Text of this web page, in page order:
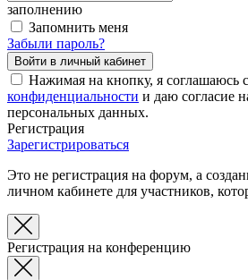
заполнению
Запомнить меня
Забыли пароль?
Нажимая на кнопку, я соглашаюсь с
конфиденциальности и даю согласие
персональных данных.
Регистрация
Зарегистрироваться
Это не регистрация на форум, а
личном кабинете для участников,
Регистрация на конференцию